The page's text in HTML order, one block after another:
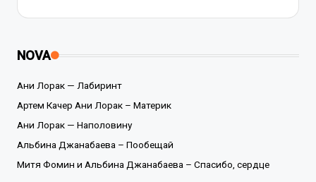
NOVA
Ани Лорак — Лабиринт
Артем Качер Ани Лорак – Материк
Ани Лорак — Наполовину
Альбина Джанабаева – Пообещай
Митя Фомин и Альбина Джанабаева – Спасибо, сердце